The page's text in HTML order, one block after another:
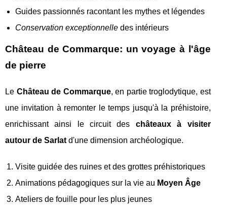
Guides passionnés racontant les mythes et légendes
Conservation exceptionnelle des intérieurs
Château de Commarque: un voyage à l'âge
de pierre
Le Château de Commarque, en partie troglodytique, est
une invitation à remonter le temps jusqu'à la préhistoire,
enrichissant ainsi le circuit des châteaux à visiter
autour de Sarlat d'une dimension archéologique.
Visite guidée des ruines et des grottes préhistoriques
Animations pédagogiques sur la vie au Moyen Âge
Ateliers de fouille pour les plus jeunes